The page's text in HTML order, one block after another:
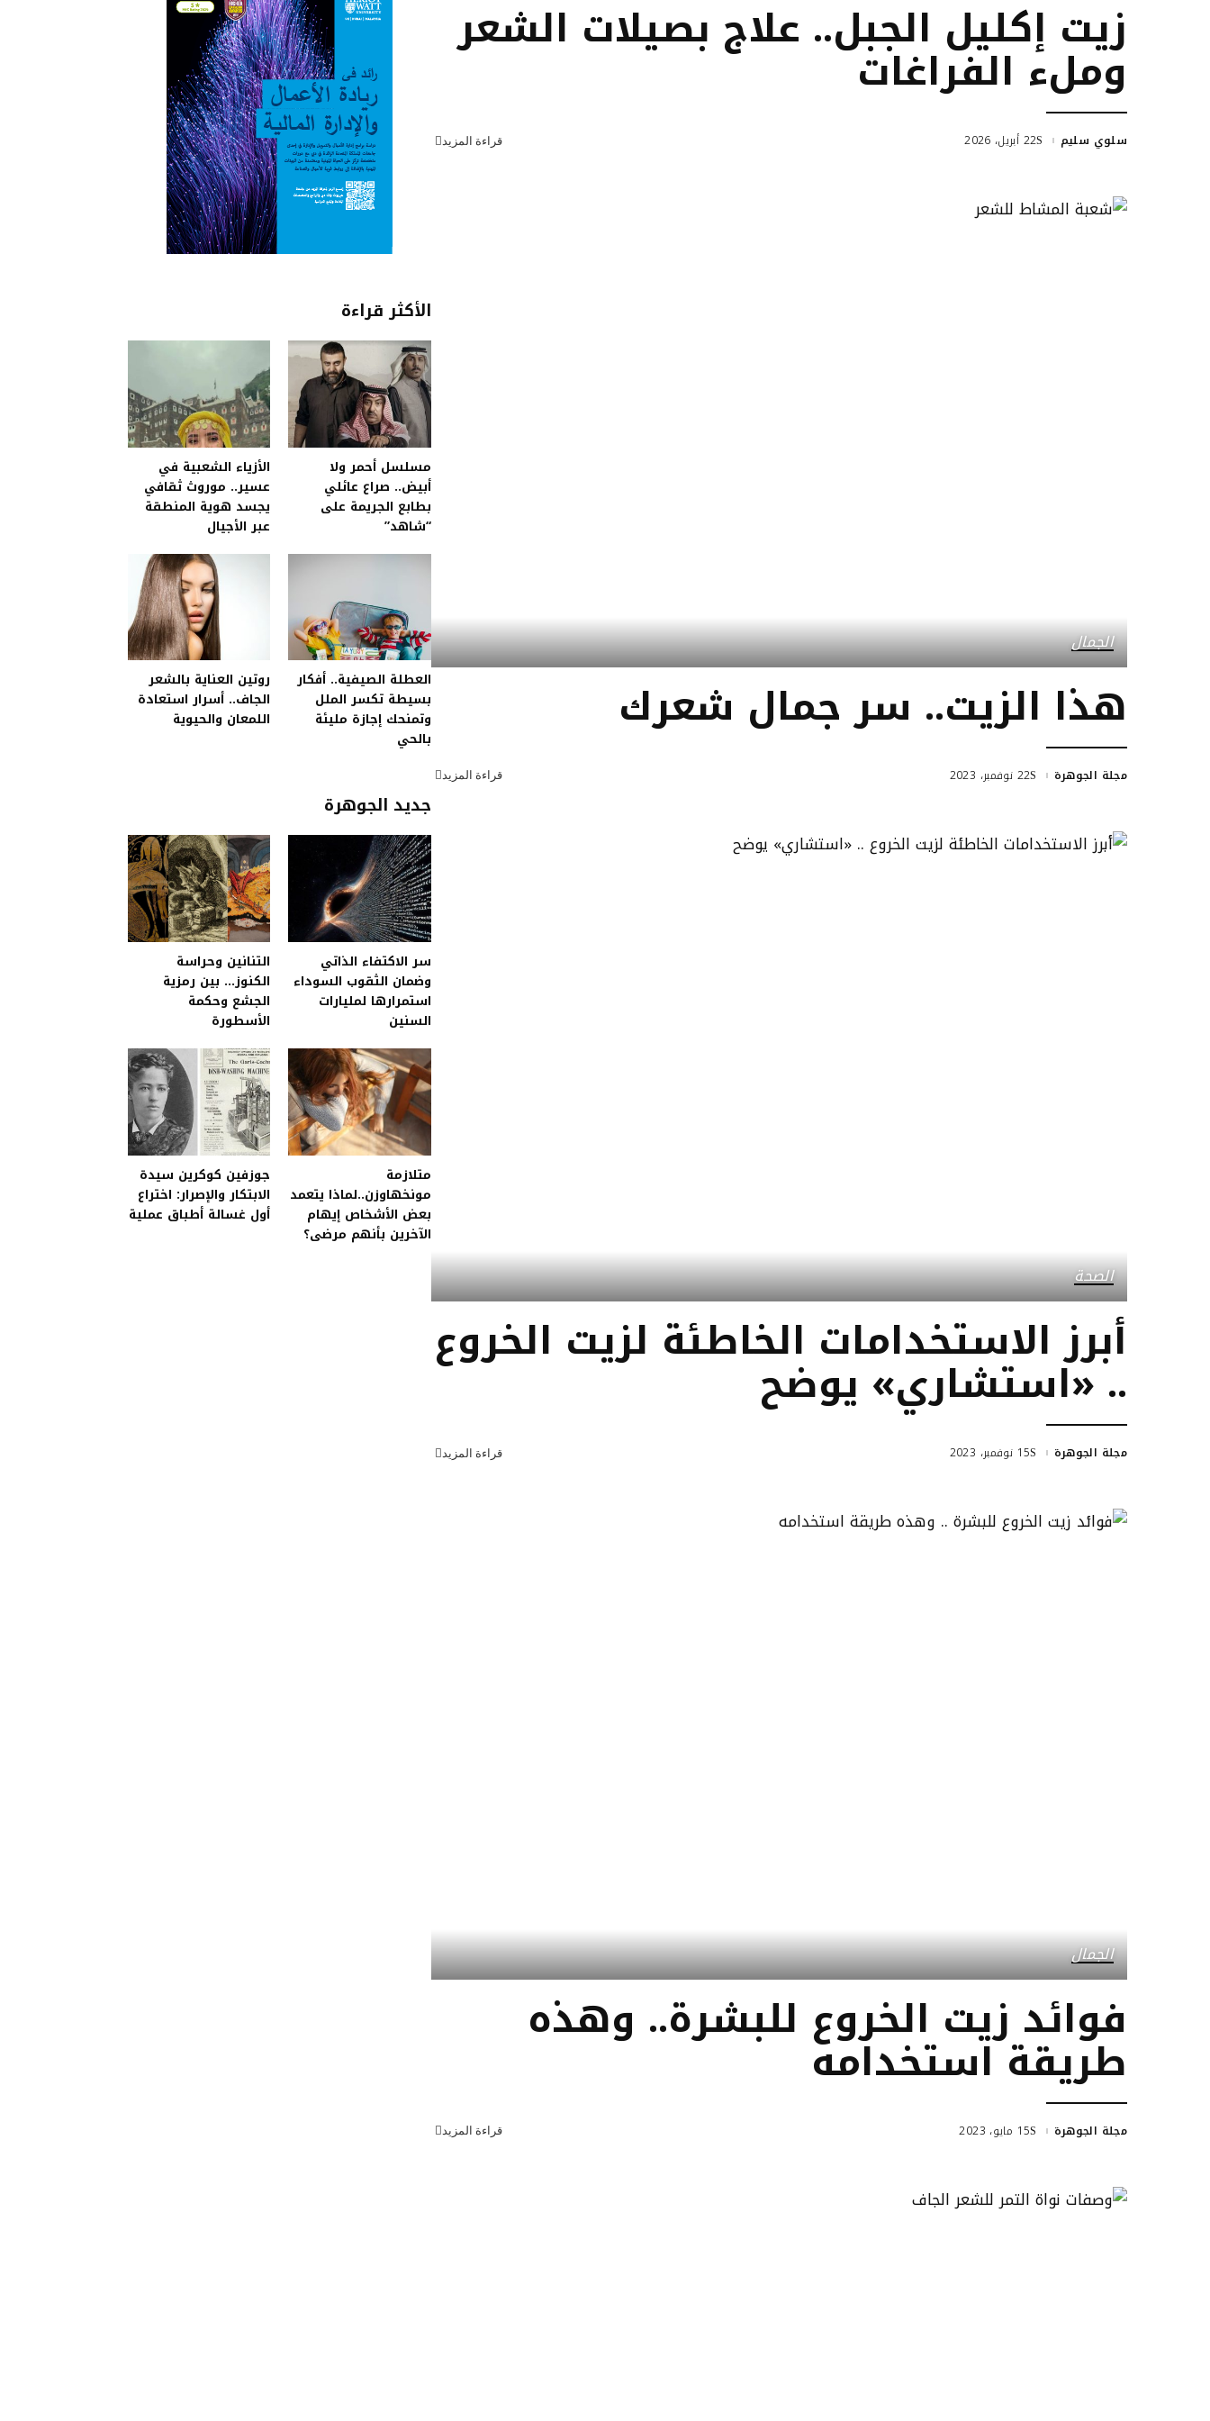
زيت إكليل الجبل.. علاج بصيلات الشعر
وملء الفراغات
Posted
سلوي سليم 22 أبريل، 2026 قراءة المزيد
الجمال
هذا الزيت.. سر جمال شعرك
Posted
مجلة الجوهرة 22 نوفمبر، 2023 قراءة المزيد
الصحة
أبرز الاستخدامات الخاطئة لزيت الخروع
.. «استشاري» يوضح
Posted
مجلة الجوهرة 15 نوفمبر، 2023 قراءة المزيد
الجمال
فوائد زيت الخروع للبشرة.. وهذه
طريقة استخدامه
Posted
مجلة الجوهرة 15 مايو، 2023 قراءة المزيد
الأكثر قراءة
مسلسل أحمر ولا
أبيض.. صراع عائلي
بطابع الجريمة على
“شاهد”
الأزياء الشعبية في
عسير.. موروث ثقافي
يجسد هوية المنطقة
عبر الأجيال
العطلة الصيفية.. أفكار
بسيطة تكسر الملل
وتمنحك إجازة مليئة
بالحي
روتين العناية بالشعر
الجاف.. أسرار استعادة
اللمعان والحيوية
جديد الجوهرة
سر الاكتفاء الذاتي
وضمان الثقوب السوداء
استمرارها لمليارات
السنين
التنانين وحراسة
الكنوز… بين رمزية
الجشع وحكمة
الأسطورة
متلازمة
مونخهاوزن..لماذا يتعمد
بعض الأشخاص إيهام
الآخرين بأنهم مرضى؟
جوزفين كوكرين سيدة
الابتكار والإصرار: اختراع
أول غسالة أطباق عملية